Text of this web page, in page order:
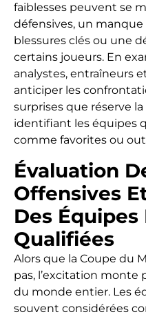
faiblesses peuvent se
défensives, un
blessures clés ou une
certains joueurs. En
analystes, entraîneurs
anticiper les
surprises que réserve
identifiant les équipes
comme favorites ou
Évaluation
Offensives
Des
Qualifiées
Alors que la Coupe du
pas, l’excitation monte
du monde entier. Les
souvent considérées